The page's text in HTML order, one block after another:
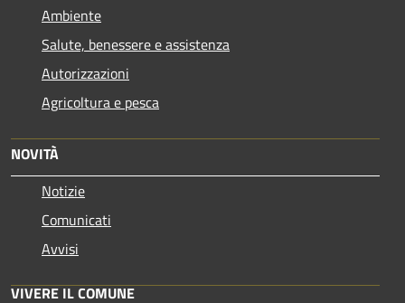
Ambiente
Salute, benessere e assistenza
Autorizzazioni
Agricoltura e pesca
NOVITÀ
Notizie
Comunicati
Avvisi
VIVERE IL COMUNE